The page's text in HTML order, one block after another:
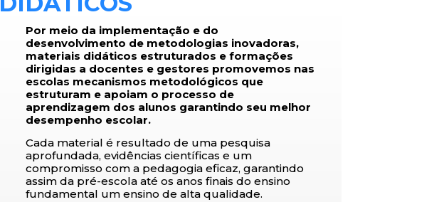
Por meio da implementação e do
desenvolvimento de metodologias inovadoras,
materiais didáticos estruturados e formações
dirigidas a docentes e gestores promovemos nas
escolas mecanismos metodológicos que
estruturam e apoiam o processo de
aprendizagem dos alunos garantindo seu melhor
desempenho escolar.
Cada material é resultado de uma pesquisa
aprofundada, evidências científicas e um
compromisso com a pedagogia eficaz, garantindo
assim da pré-escola até os anos finais do ensino
fundamental um ensino de alta qualidade.